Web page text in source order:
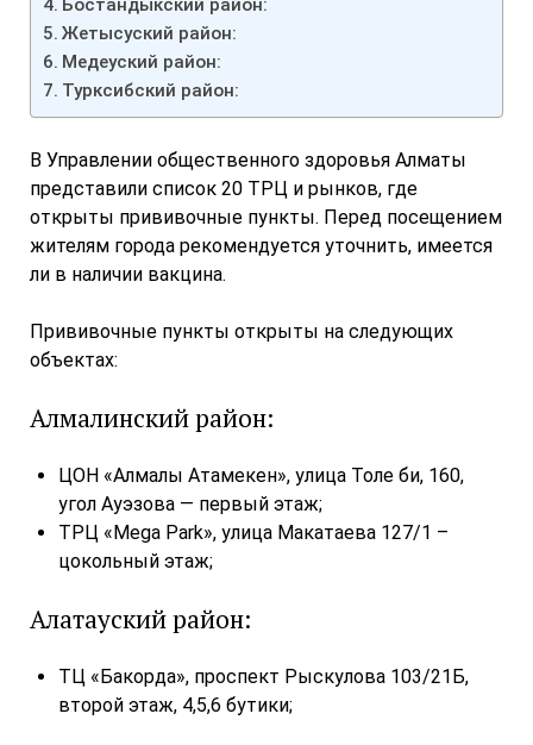
Бостандыкский район:
Жетысуский район:
Медеуский район:
Турксибский район:
В Управлении общественного здоровья Алматы
представили список 20 ТРЦ и рынков, где
открыты прививочные пункты. Перед посещением
жителям города рекомендуется уточнить, имеется
ли в наличии вакцина.
Прививочные пункты открыты на следующих
объектах:
Алмалинский район:
ЦОН «Алмалы Атамекен», улица Толе би, 160,
угол Ауэзова — первый этаж;
ТРЦ «Mega Park», улица Макатаева 127/1 –
цокольный этаж;
Алатауский район:
ТЦ «Бакорда», проспект Рыскулова 103/21Б,
второй этаж, 4,5,6 бутики;